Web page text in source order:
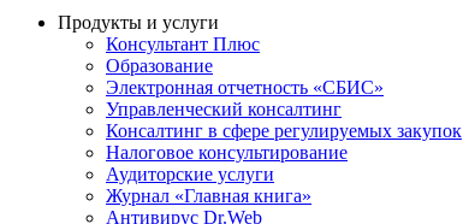
Продукты и услуги
Консультант Плюс
Образование
Электронная отчетность «СБИС»
Управленческий консалтинг
Консалтинг в сфере регулируемых закупок
Налоговое консультирование
Аудиторские услуги
Журнал «Главная книга»
Антивирус Dr.Web